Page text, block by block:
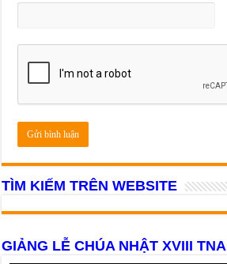
TÌM KIẾM TRÊN WEBSITE
GIẢNG LỄ CHÚA NHẬT XVIII TNA